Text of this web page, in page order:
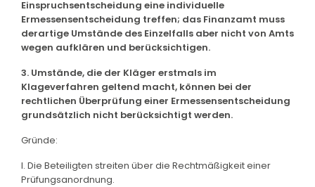
Einspruchsentscheidung eine individuelle
Ermessensentscheidung treffen; das Finanzamt muss
derartige Umstände des Einzelfalls aber nicht von Amts
wegen aufklären und berücksichtigen.
3. Umstände, die der Kläger erstmals im
Klageverfahren geltend macht, können bei der
rechtlichen Überprüfung einer Ermessensentscheidung
grundsätzlich nicht berücksichtigt werden.
Gründe:
I. Die Beteiligten streiten über die Rechtmäßigkeit einer
Prüfungsanordnung.